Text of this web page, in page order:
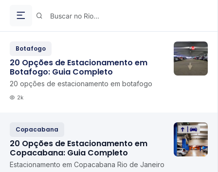
Botafogo
20 Opções de Estacionamento em
Botafogo: Guia Completo
20 opções de estacionamento em botafogo
2k
Copacabana
20 Opções de Estacionamento em
Copacabana: Guia Completo
Estacionamento em Copacabana Rio de Janeiro